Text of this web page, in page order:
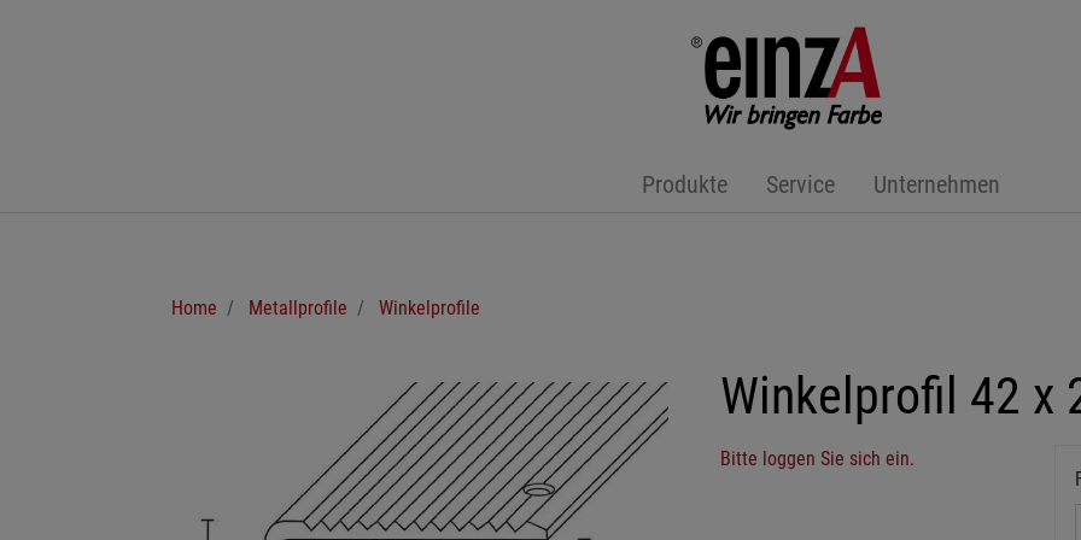
Produkte Service Unternehmen
Home Metallprofile Winkelprofile
Winkelprofil 42 x
Bitte loggen Sie sich ein.